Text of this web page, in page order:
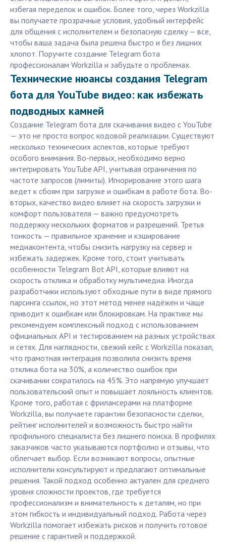
избегая переделок и ошибок. Более того, через Workzilla
вы получаете прозрачные условия, удобный интерфейс
для общения с исполнителем и безопасную сделку — все,
чтобы ваша задача была решена быстро и без лишних
хлопот. Поручите создание Telegram бота
профессионалам Workzilla и забудьте о проблемах.
Технические нюансы создания Telegram
бота для YouTube видео: как избежать
подводных камней
Создание Telegram бота для скачивания видео с YouTube
— это не просто вопрос кодовой реализации. Существуют
несколько технических аспектов, которые требуют
особого внимания. Во-первых, необходимо верно
интегрировать YouTube API, учитывая ограничения по
частоте запросов (лимиты). Игнорирование этого шага
ведет к сбоям при загрузке и ошибкам в работе бота. Во-
вторых, качество видео влияет на скорость загрузки и
комфорт пользователя — важно предусмотреть
поддержку нескольких форматов и разрешений. Третья
тонкость — правильное хранение и кэширование
медиаконтента, чтобы снизить нагрузку на сервер и
избежать задержек. Кроме того, стоит учитывать
особенности Telegram Bot API, которые влияют на
скорость отклика и обработку мультимедиа. Иногда
разработчики используют обходные пути в виде прямого
парсинга ссылок, но этот метод менее надёжен и чаще
приводит к ошибкам или блокировкам. На практике мы
рекомендуем комплексный подход с использованием
официальных API и тестированием на разных устройствах
и сетях. Для наглядности, свежий кейс с Workzilla показал,
что грамотная интеграция позволила снизить время
отклика бота на 30%, а количество ошибок при
скачивании сократилось на 45%. Это напрямую улучшает
пользовательский опыт и повышает лояльность клиентов.
Кроме того, работая с фрилансерами на платформе
Workzilla, вы получаете гарантии безопасности сделки,
рейтинг исполнителей и возможность быстро найти
профильного специалиста без лишнего поиска. В профилях
заказчиков часто указываются портфолио и отзывы, что
облегчает выбор. Если возникают вопросы, опытные
исполнители консультируют и предлагают оптимальные
решения. Такой подход особенно актуален для среднего
уровня сложности проектов, где требуется
профессионализм и внимательность к деталям, но при
этом гибкость и индивидуальный подход. Работа через
Workzilla помогает избежать рисков и получить готовое
решение с гарантией и поддержкой.